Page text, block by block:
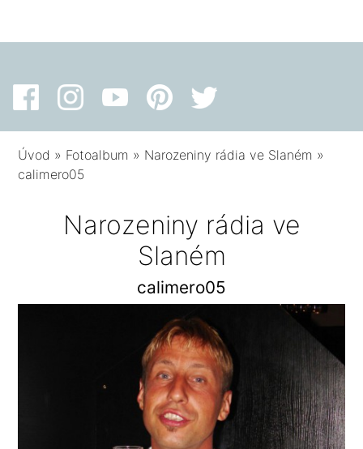
Úvod » Fotoalbum » Narozeniny rádia ve Slaném »
calimero05
Narozeniny rádia ve
Slaném
calimero05